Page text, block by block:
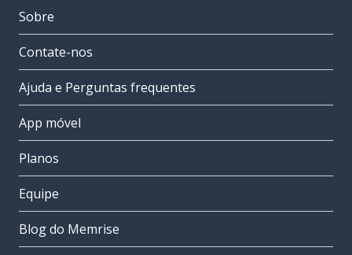
Sobre
Contate-nos
Ajuda e Perguntas frequentes
App móvel
Planos
Equipe
Blog do Memrise